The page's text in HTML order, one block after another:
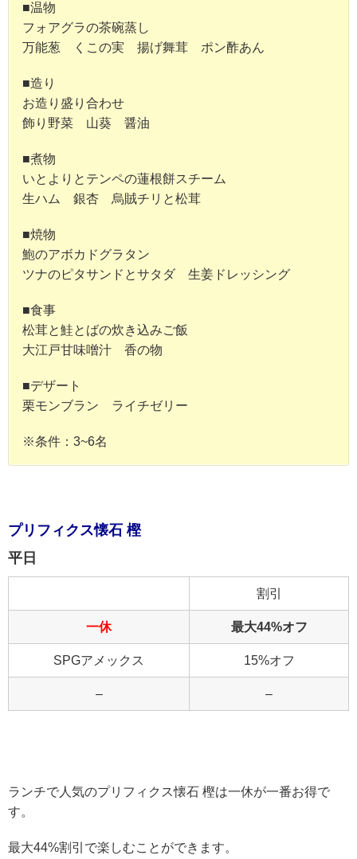
■温物
フォアグラの茶碗蒸し
万能葱 くこの実 揚げ舞茸 ポン酢あん
■造り
お造り盛り合わせ
飾り野菜 山葵 醤油
■煮物
いとよりとテンペの蓮根餅スチーム
生ハム 銀杏 烏賊チリと松茸
■焼物
鮑のアボカドグラタン
ツナのピタサンドとサタダ 生姜ドレッシング
■食事
松茸と鮭とばの炊き込みご飯
大江戸甘味噌汁 香の物
■デザート
栗モンブラン ライチゼリー
※条件：3~6名
プリフィクス懐石 樫
平日
割引
一休 最大44%オフ
SPGアメックス 15%オフ
– –
ランチで人気のプリフィクス懐石 樫は一休が一番お得で
す。
最大44%割引で楽しむことができます。